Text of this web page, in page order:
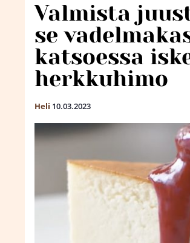
Valmista
se
katsoessa
herkkuhimo
Heli 10.03.2023